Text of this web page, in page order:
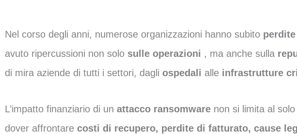
Nel corso degli anni, numerose organizzazioni hanno subito
avuto ripercussioni non solo sulle operazioni , ma anche sulla
di mira aziende di tutti i settori, dagli ospedali alle infrastrutture
L’impatto finanziario di un attacco ransomware non si limita al
dover affrontare costi di recupero, perdite di fatturato, cause